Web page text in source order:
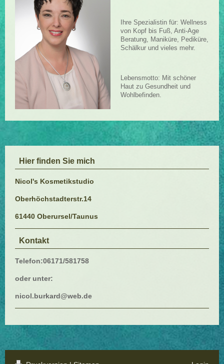
Ihre Spezialistin für: Wellness
von Kopf bis Fuß, Anti-Age
Beratung, Maniküre, Pediküre,
Schälkur und vieles mehr.
Lebensmotto: Mit schöner
Haut zu Gesundheit und
Wohlbefinden.
Hier finden Sie mich
Nicol's Kosmetikstudio
Oberhöchstadterstr.14
61440 Oberursel/Taunus
Kontakt
Telefon:06171/581758
oder unter:
nicol.burkard@web.de